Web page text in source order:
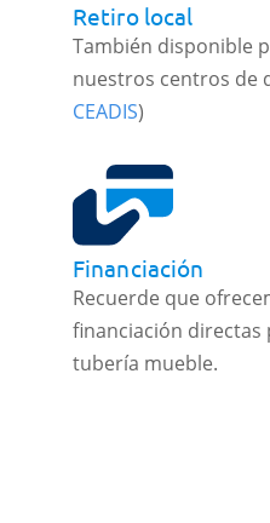
Retiro local
También disponible
nuestros centros de
CEADIS)
Financiación
Recuerde que
financiación directas
tubería mueble.